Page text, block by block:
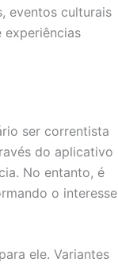
eventos culturais
experiências
ser correntista
do aplicativo
No entanto, é
o interesse
ele. Variantes